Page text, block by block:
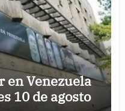
en Venezuela
10 de agosto